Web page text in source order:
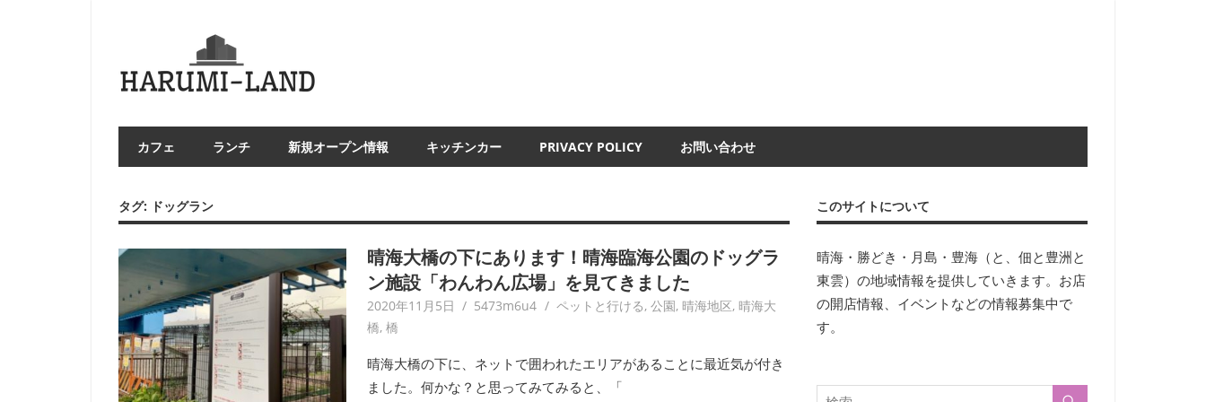
カフェ ランチ 新規オープン情報 キッチンカー PRIVACY POLICY お問い合わせ
タグ: ドッグラン
晴海大橋の下にあります！晴海臨海公園のドッグラ
ン施設「わんわん広場」を見てきました
2020年11月5日 5473m6u4 ペットと行ける, 公園, 晴海地区, 晴海大
橋, 橋
晴海大橋の下に、ネットで囲われたエリアがあることに最近気が付き
ました。何かな？と思ってみてみると、「
このサイトについて
晴海・勝どき・月島・豊海（と、佃と豊洲と
東雲）の地域情報を提供していきます。お店
の開店情報、イベントなどの情報募集中で
す。